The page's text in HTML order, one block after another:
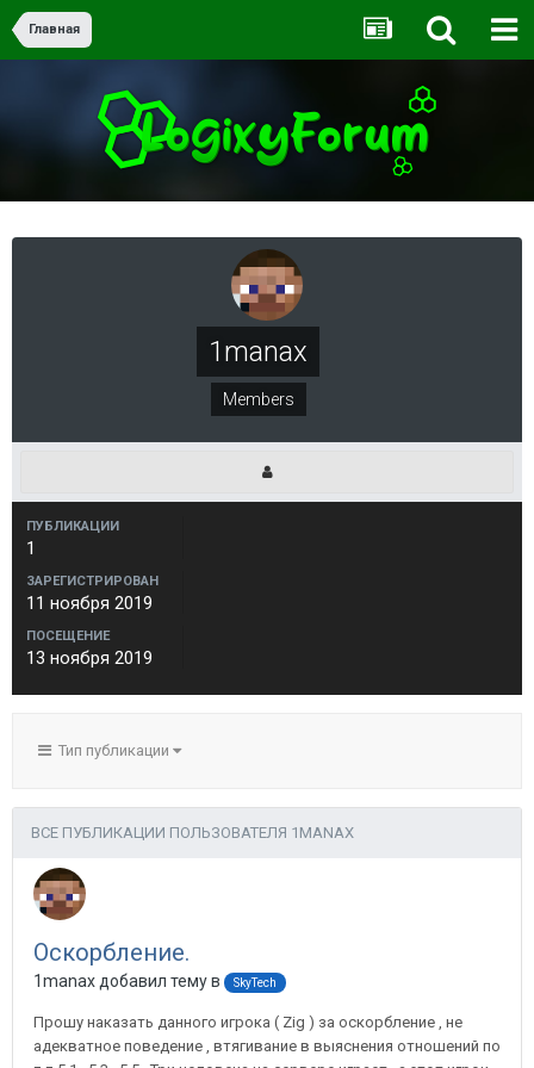
Главная
1manax
Members
ПУБЛИКАЦИИ
1
ЗАРЕГИСТРИРОВАН
11 ноября 2019
ПОСЕЩЕНИЕ
13 ноября 2019
Тип публикации
ВСЕ ПУБЛИКАЦИИ ПОЛЬЗОВАТЕЛЯ 1MANAX
Оскорбление.
1manax добавил тему в SkyTech
Прошу наказать данного игрока ( Zig ) за оскорбление , не
адекватное поведение , втягивание в выяснения отношений по